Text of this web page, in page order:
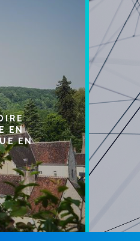
EN
EN